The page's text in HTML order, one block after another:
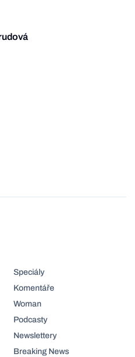
Speciály
Komentáře
Woman
Podcasty
Newslettery
Breaking News